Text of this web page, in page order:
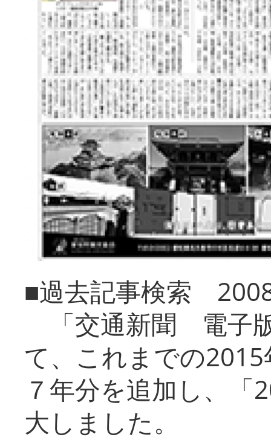
■過去記事検索
「交通新聞 電子
て、これまでの
７年分を追加し、「
大しまし